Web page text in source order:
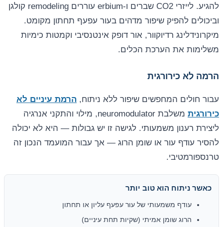
להגיע. לייזרי CO2 שברים ו-erbium עוררים remodeling קולגן
וביכולים להפיק שיפור מדהים בעור עפעף תחתון מקומט.
מיקרונידלינג רדיוקוור, אור דופק אינטנסיבי וקמטות כימיות
משלימות את הערכת הכלים.
הרמה לא כירורגית
עבור חולים המחפשים שיפור ללא ניתוח, הרמת עיניים לא
כירורגית
משלבת neuromodulator, מילוי והתקני אנרגיה
ליצירת רענון משמעותי. לגישה זו יש גבולות — היא לא יכולה
להסיר עודף עור או שומן הרוג — אך עבור המועמד הנכון זה
טרנספורמטיבי.
כאשר ניתוח הוא טוב יותר
עודף משמעותי של עור עפעף עליון או תחתון
הרוג שומן אמיתי (שקיות תחת עיניים)